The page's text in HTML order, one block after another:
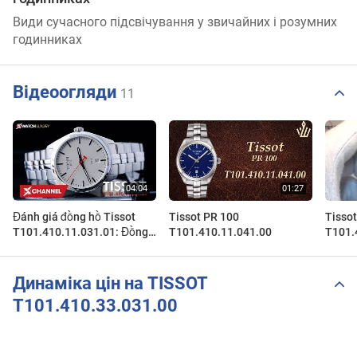
Види сучасного підсвічування у звичайних і розумних
годинниках
Відеоогляди 11
Đánh giá đồng hồ Tissot
T101.410.11.031.01: Đồng
Tissot PR 100
T101.410.11.041.00
Динаміка цін на TISSOT
T101.410.33.031.00